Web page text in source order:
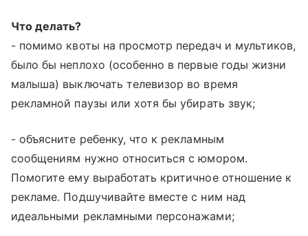
Что делать?
- помимо квоты на просмотр передач и мультиков,
было бы неплохо (особенно в первые годы жизни
малыша) выключать телевизор во время
рекламной паузы или хотя бы убирать звук;
- объясните ребенку, что к рекламным
сообщениям нужно относиться с юмором.
Помогите ему выработать критичное отношение к
рекламе. Подшучивайте вместе с ним над
идеальными рекламными персонажами;